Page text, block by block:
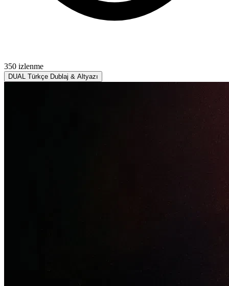
350 izlenme
DUAL Türkçe Dublaj & Altyazı